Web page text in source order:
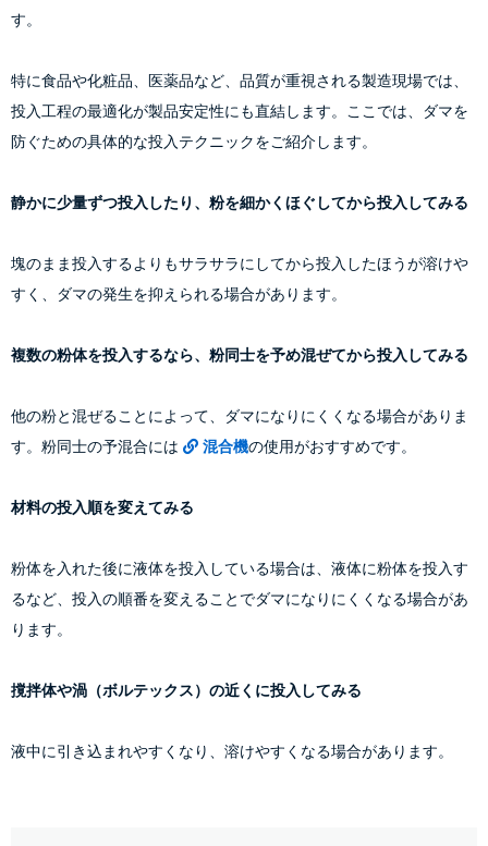
す。
特に食品や化粧品、医薬品など、品質が重視される製造現場では、
投入工程の最適化が製品安定性にも直結します。ここでは、ダマを
防ぐための具体的な投入テクニックをご紹介します。
静かに少量ずつ投入したり、粉を細かくほぐしてから投入してみる
塊のまま投入するよりもサラサラにしてから投入したほうが溶けや
すく、ダマの発生を抑えられる場合があります。
複数の粉体を投入するなら、粉同士を予め混ぜてから投入してみる
他の粉と混ぜることによって、ダマになりにくくなる場合がありま
す。粉同士の予混合には
混合機の使用がおすすめです。
材料の投入順を変えてみる
粉体を入れた後に液体を投入している場合は、液体に粉体を投入す
るなど、投入の順番を変えることでダマになりにくくなる場合があ
ります。
撹拌体や渦（ボルテックス）の近くに投入してみる
液中に引き込まれやすくなり、溶けやすくなる場合があります。